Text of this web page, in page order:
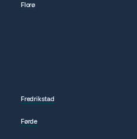
Florø
Fredrikstad
Førde